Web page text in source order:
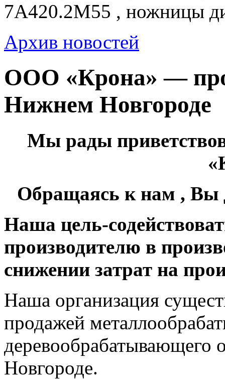
7А420.2М55 , ножницы
Архив новостей
ООО «Крона» —
Нижнем Новгороде
Мы рады
Обращаясь к нам , Вы
Наша цель-
производителю в
снижении затрат на
Наша организация
продажей
Новгороде.